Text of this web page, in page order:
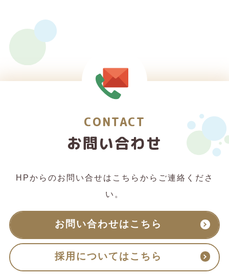
CONTACT
お問い合わせ
HPからのお問い合せはこちらからご連絡くださ
い。
お問い合わせはこちら
採用についてはこちら